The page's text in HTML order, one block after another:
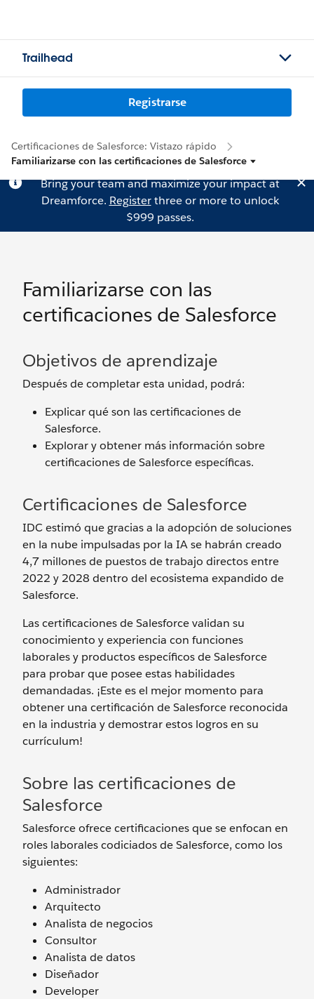
Trailhead
Registrarse
Certificaciones de Salesforce: Vistazo rápido
Familiarizarse con las certificaciones de Salesforce
Bring your team and maximize your impact at
Dreamforce. Registerthree or more to unlock
$999 passes.
Familiarizarse con las
certificaciones de Salesforce
Objetivos de aprendizaje
Después de completar esta unidad, podrá:
Explicar qué son las certificaciones de
Salesforce.
Explorar y obtener más información sobre
certificaciones de Salesforce específicas.
Certificaciones de Salesforce
IDC estimó que gracias a la adopción de soluciones
en la nube impulsadas por la IA se habrán creado
4,7 millones de puestos de trabajo directos entre
2022 y 2028 dentro del ecosistema expandido de
Salesforce.
Las certificaciones de Salesforce validan su
conocimiento y experiencia con funciones
laborales y productos específicos de Salesforce
para probar que posee estas habilidades
demandadas. ¡Este es el mejor momento para
obtener una certificación de Salesforce reconocida
en la industria y demostrar estos logros en su
currículum!
Sobre las certificaciones de
Salesforce
Salesforce ofrece certificaciones que se enfocan en
roles laborales codiciados de Salesforce, como los
siguientes:
Administrador
Arquitecto
Analista de negocios
Consultor
Analista de datos
Diseñador
Developer